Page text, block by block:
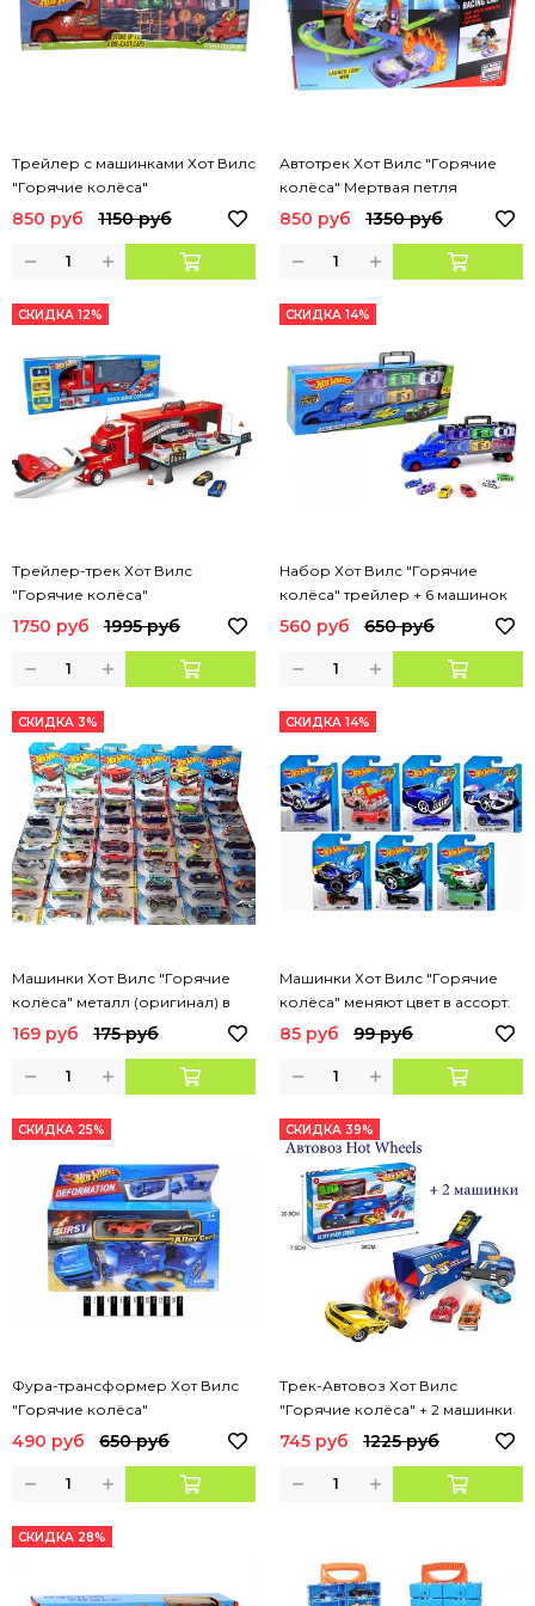
Трейлер с машинками Хот Вилс
"Горячие колёса"
850 руб 1150 руб
Автотрек Хот Вилс "Горячие
колёса" Мертвая петля
850 руб 1350 руб
СКИДКА 12%
Трейлер-трек Хот Вилс
"Горячие колёса"
1750 руб 1995 руб
СКИДКА 14%
Набор Хот Вилс "Горячие
колёса" трейлер + 6 машинок
560 руб 650 руб
СКИДКА 3%
Машинки Хот Вилс "Горячие
колёса" металл (оригинал) в
ассорт.
169 руб 175 руб
СКИДКА 14%
Машинки Хот Вилс "Горячие
колёса" меняют цвет в ассорт.
85 руб 99 руб
СКИДКА 25%
Фура-трансформер Хот Вилс
"Горячие колёса"
Легкосплавный автомобиль
490 руб 650 руб
СКИДКА 39%
Трек-Автовоз Хот Вилс
"Горячие колёса" + 2 машинки
745 руб 1225 руб
СКИДКА 28%